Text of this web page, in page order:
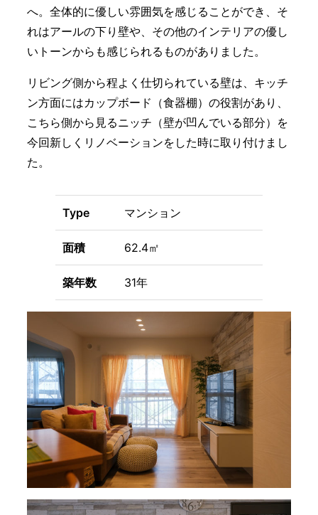
へ。全体的に優しい雰囲気を感じることができ、そ
れはアールの下り壁や、その他のインテリアの優し
いトーンからも感じられるものがありました。
リビング側から程よく仕切られている壁は、キッチ
ン方面にはカップボード（食器棚）の役割があり、
こちら側から見るニッチ（壁が凹んでいる部分）を
今回新しくリノベーションをした時に取り付けまし
た。
Type マンション
面積 62.4㎡
築年数 31年